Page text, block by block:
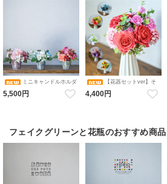
ミニキャンドルホルダ
ーアレンジメント コレクショ
ン（ピンク・ブルーホワイ
5,500円
【花器セットver】そ
のまま飾れるブーケ 選べる６
色 アレンジメント 造花 アー
4,400円
フェイクグリーンと花瓶のおすすめ商品